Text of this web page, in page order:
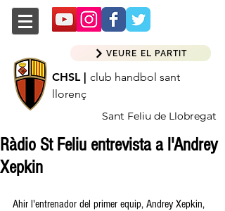
CHSL | club handbol sant
llorenç
Sant Feliu de Llobregat
VEURE EL PARTIT
Ràdio St Feliu entrevista a l'Andrey
Xepkin
Ahir l'entrenador del primer equip, Andrey Xepkin,